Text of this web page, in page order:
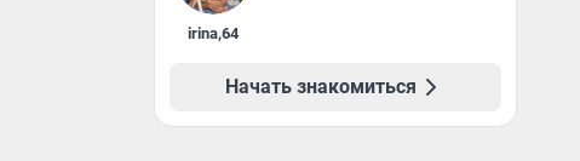
irina,64
Начать знакомиться